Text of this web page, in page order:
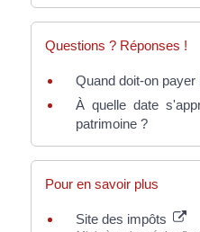
Questions ? Réponses !
Quand doit-on payer
À quelle date
patrimoine ?
Pour en savoir plus
Site des impôts